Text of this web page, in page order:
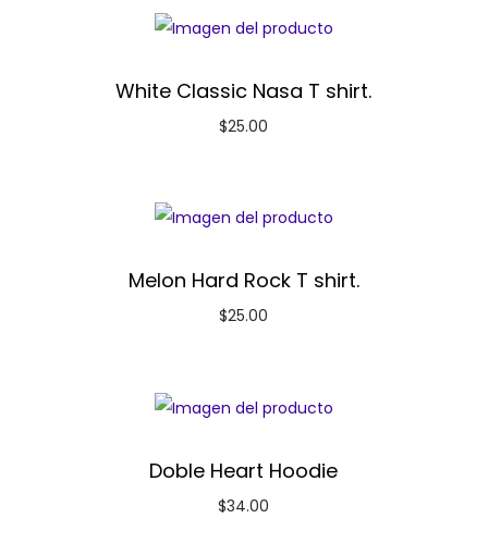
White Classic Nasa T shirt.
$25.00
Melon Hard Rock T shirt.
$25.00
Doble Heart Hoodie
$34.00